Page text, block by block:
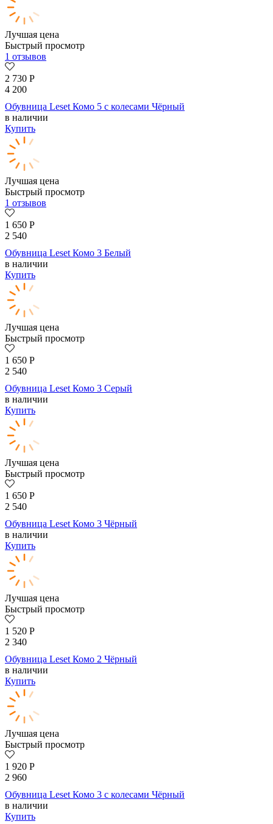
Лучшая цена
Быстрый просмотр
1 отзывов
2 730 Р
4 200
Обувница Leset Комо 5 с колесами Чёрный
в наличии
Купить
Лучшая цена
Быстрый просмотр
1 отзывов
1 650 Р
2 540
Обувница Leset Комо 3 Белый
в наличии
Купить
Лучшая цена
Быстрый просмотр
1 650 Р
2 540
Обувница Leset Комо 3 Серый
в наличии
Купить
Лучшая цена
Быстрый просмотр
1 650 Р
2 540
Обувница Leset Комо 3 Чёрный
в наличии
Купить
Лучшая цена
Быстрый просмотр
1 520 Р
2 340
Обувница Leset Комо 2 Чёрный
в наличии
Купить
Лучшая цена
Быстрый просмотр
1 920 Р
2 960
Обувница Leset Комо 3 с колесами Чёрный
в наличии
Купить